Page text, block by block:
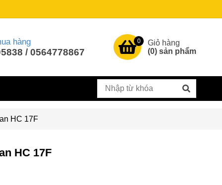
hàng
/ 0564778867
0
Giỏ hàng
(0) sản phẩm
HC 17F
HC 17F